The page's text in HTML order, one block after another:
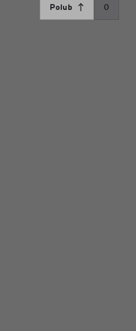
Polub 0